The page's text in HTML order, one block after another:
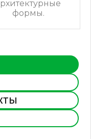
формы.